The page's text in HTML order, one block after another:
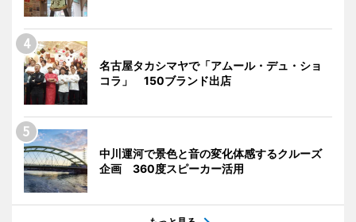
名古屋タカシマヤで「アムール・デュ・ショ
コラ」 150ブランド出店
中川運河で景色と音の変化体感するクルーズ
企画 360度スピーカー活用